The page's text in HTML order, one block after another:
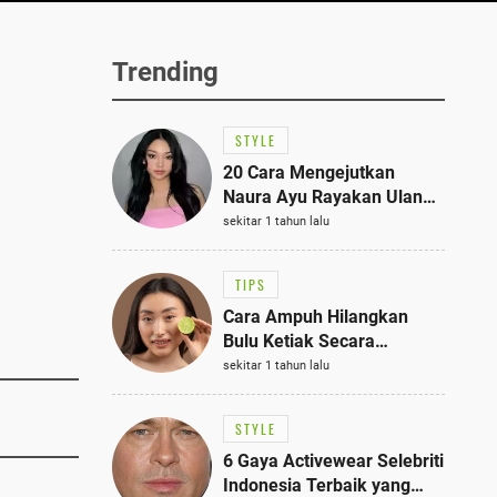
Trending
STYLE
20 Cara Mengejutkan
Naura Ayu Rayakan Ulang
Tahun di Panti Asuhan,
Terlihat Anggun dengan
Kaftan Cokelat
sekitar 1 tahun lalu
TIPS
Cara Ampuh Hilangkan
Bulu Ketiak Secara
Permanen dalam 5
Langkah Sederhana
sekitar 1 tahun lalu
STYLE
6 Gaya Activewear Selebriti
Indonesia Terbaik yang